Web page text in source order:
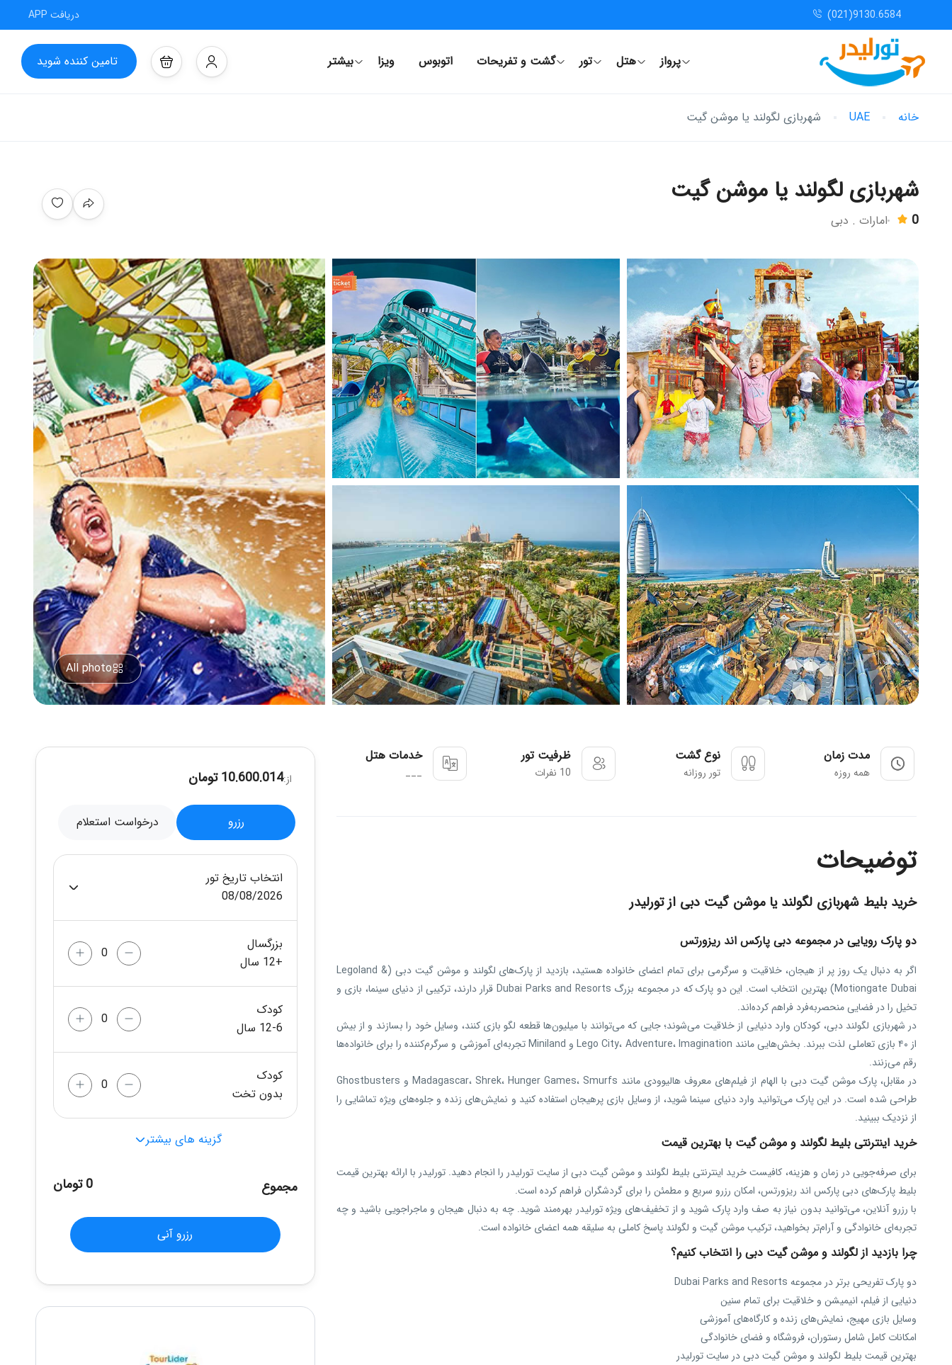
(021)9130.6584 دریافت APP
پرواز هتل تور گشت و تفریحات اتوبوس ویزا بیشتر تامین کننده شوید
خانه UAE شهربازی لگولند یا موشن گیت
شهربازی لگولند یا موشن گیت
0 امارات . دبی
All photo
مدت زمان
همه روزه
نوع گشت
تور روزانه
ظرفیت تور
10 نفرات
خدمات هتل
___
توضیحات
خرید بلیط شهربازی لگولند یا موشن گیت دبی از تورلیدر
دو پارک رویایی در مجموعه دبی پارکس اند ریزورتس
اگر به دنبال یک روز پر از هیجان، خلاقیت و سرگرمی برای تمام اعضای خانواده هستید، بازدید از پارک‌های لگولند و موشن گیت دبی (Legoland &
Motiongate Dubai) بهترین انتخاب است. این دو پارک که در مجموعه بزرگ Dubai Parks and Resorts قرار دارند، ترکیبی از دنیای سینما، بازی و
تخیل را در فضایی منحصربه‌فرد فراهم کرده‌اند.
در شهربازی لگولند دبی، کودکان وارد دنیایی از خلاقیت می‌شوند؛ جایی که می‌توانند با میلیون‌ها قطعه لگو بازی کنند، وسایل خود را بسازند و از بیش
از ۴۰ بازی تعاملی لذت ببرند. بخش‌هایی مانند Lego City، Adventure، Imagination و Miniland تجربه‌ای آموزشی و سرگرم‌کننده را برای خانواده‌ها
رقم می‌زنند.
در مقابل، پارک موشن گیت دبی با الهام از فیلم‌های معروف هالیوودی مانند Madagascar، Shrek، Hunger Games، Smurfs و Ghostbusters
طراحی شده است. در این پارک می‌توانید وارد دنیای سینما شوید، از وسایل بازی پرهیجان استفاده کنید و نمایش‌های زنده و جلوه‌های ویژه تماشایی را
از نزدیک ببینید.
خرید اینترنتی بلیط لگولند و موشن گیت با بهترین قیمت
برای صرفه‌جویی در زمان و هزینه، کافیست خرید اینترنتی بلیط لگولند و موشن گیت دبی از سایت تورلیدر را انجام دهید. تورلیدر با ارائه بهترین قیمت
بلیط پارک‌های دبی پارکس اند ریزورتس، امکان رزرو سریع و مطمئن را برای گردشگران فراهم کرده است.
با رزرو آنلاین، می‌توانید بدون نیاز به صف وارد پارک شوید و از تخفیف‌های ویژه تورلیدر بهره‌مند شوید. چه به دنبال هیجان و ماجراجویی باشید و چه
تجربه‌ای خانوادگی و آرام‌تر بخواهید، ترکیب موشن گیت و لگولند پاسخ کاملی به سلیقه همه اعضای خانواده است.
چرا بازدید از لگولند و موشن گیت دبی را انتخاب کنیم؟
دو پارک تفریحی برتر در مجموعه Dubai Parks and Resorts
دنیایی از فیلم، انیمیشن و خلاقیت برای تمام سنین
وسایل بازی مهیج، نمایش‌های زنده و کارگاه‌های آموزشی
امکانات کامل شامل رستوران، فروشگاه و فضای خانوادگی
بهترین قیمت بلیط لگولند و موشن گیت دبی در سایت تورلیدر
از:10.600.014 تومان
رزرو درخواست استعلام
انتخاب تاریخ تور
08/08/2026
بزرگسال
+12 سال
کودک
12-6 سال
کودک
بدون تخت
گزینه های بیشتر
مجموع 0 تومان
رزرو آنی